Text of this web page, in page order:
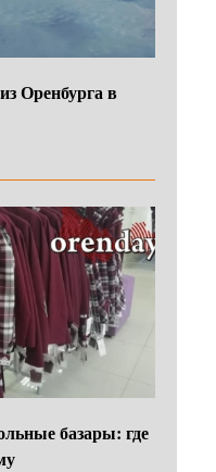
Оренбурга в
базары: где